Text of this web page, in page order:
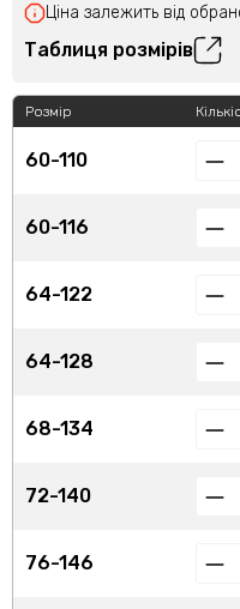
Ціна залежить від
Таблиця розмірів
Розмір
60-110
60-116
64-122
64-128
68-134
72-140
76-146